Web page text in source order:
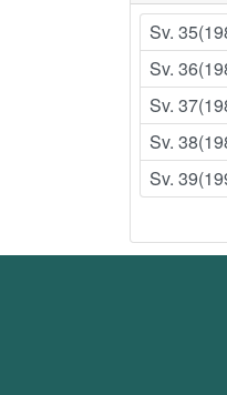
Sv.
Sv.
Sv.
Sv.
Sv.